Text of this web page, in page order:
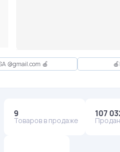
@gmail.com 🍎
9
Товаров в продаже
107